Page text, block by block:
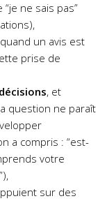
ne sais pas”
un avis est
prise de
, et
question ne paraît
a compris : “est-
votre
sur des